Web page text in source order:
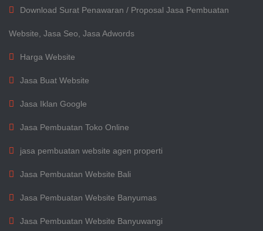
Download Surat Penawaran / Proposal Jasa Pembuatan
Website, Jasa Seo, Jasa Adwords
Harga Website
Jasa Buat Website
Jasa Iklan Google
Jasa Pembuatan Toko Online
jasa pembuatan website agen properti
Jasa Pembuatan Website Bali
Jasa Pembuatan Website Banyumas
Jasa Pembuatan Website Banyuwangi